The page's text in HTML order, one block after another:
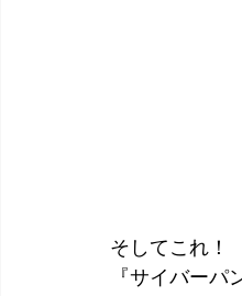
そしてこれ！
『サイバーパ